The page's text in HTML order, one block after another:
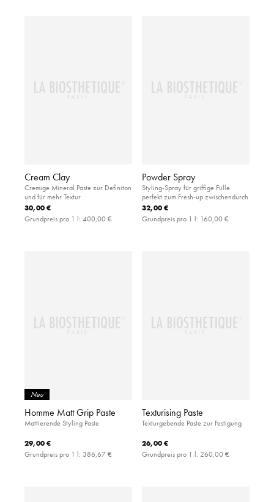
Cream Clay
Cremige Mineral Paste zur Definiton
und für mehr Textur
30,00 €
Grundpreis pro 1 l: 400,00 €
Powder Spray
Styling-Spray für griffige Fülle
perfekt zum Fresh-up zwischendurch
32,00 €
Grundpreis pro 1 l: 160,00 €
Neu
Homme Matt Grip Paste
Mattierende Styling Paste
29,00 €
Grundpreis pro 1 l: 386,67 €
Texturising Paste
Texturgebende Paste zur Festigung
26,00 €
Grundpreis pro 1 l: 260,00 €